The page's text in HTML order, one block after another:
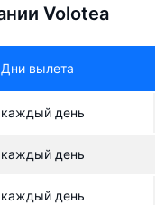
Volotea
Дни вылета
каждый день
каждый день
каждый день